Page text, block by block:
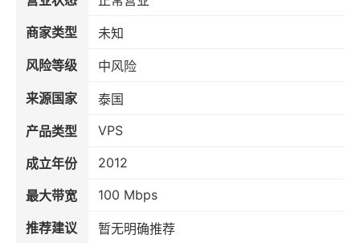
商家类型
未知
风险等级
中风险
来源国家
泰国
产品类型
VPS
成立年份 2012
最大带宽 100 Mbps
推荐建议
暂无明确推荐